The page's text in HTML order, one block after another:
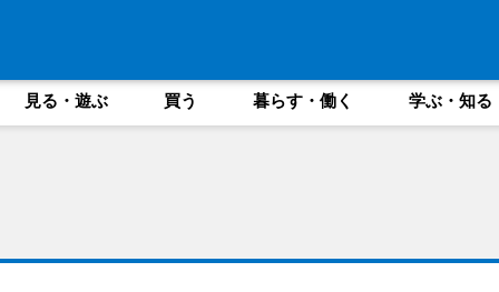
見る・遊ぶ 買う 暮らす・働く 学ぶ・知る